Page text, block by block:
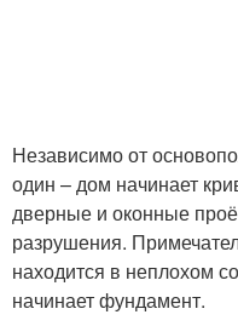
Независимо от
один – дом начинает
дверные и оконные
разрушения.
находится в неплохом
начинает фундамент.